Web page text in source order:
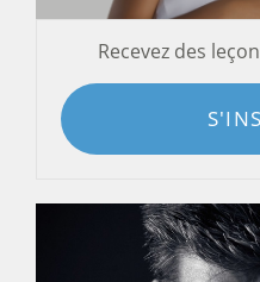
Recevez des